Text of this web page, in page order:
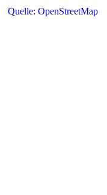
Quelle: OpenStreetMap